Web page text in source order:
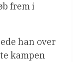
frem i
han over
kampen